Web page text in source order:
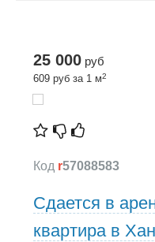
25 000 руб
609 руб за 1 м2
Код r57088583
Сдается в
квартира в